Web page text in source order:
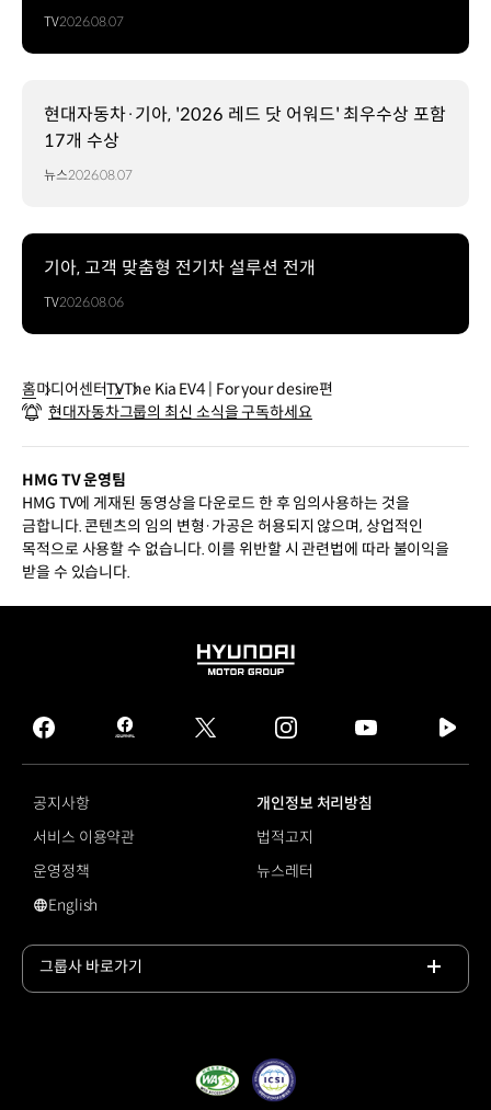
TV2026.08.07
현대자동차·기아, '2026 레드 닷 어워드' 최우수상 포함
17개 수상
뉴스2026.08.07
기아, 고객 맞춤형 전기차 설루션 전개
TV2026.08.06
홈미디어센터TVThe Kia EV4 | For your desire편
현대자동차그룹의 최신 소식을 구독하세요
HMG TV 운영팀
HMG TV에 게재된 동영상을 다운로드 한 후 임의사용하는 것을
금합니다. 콘텐츠의 임의 변형·가공은 허용되지 않으며, 상업적인
목적으로 사용할 수 없습니다. 이를 위반할 시 관련법에 따라 불이익을
받을 수 있습니다.
HYUNDAI
GROUP
facebook
hmg
journal
twitter instagram
tv
공지사항
개인정보 처리방침
서비스 이용약관
법적고지
운영정책
뉴스레터
영문 사이트로 이동
English
그룹사 바로가기